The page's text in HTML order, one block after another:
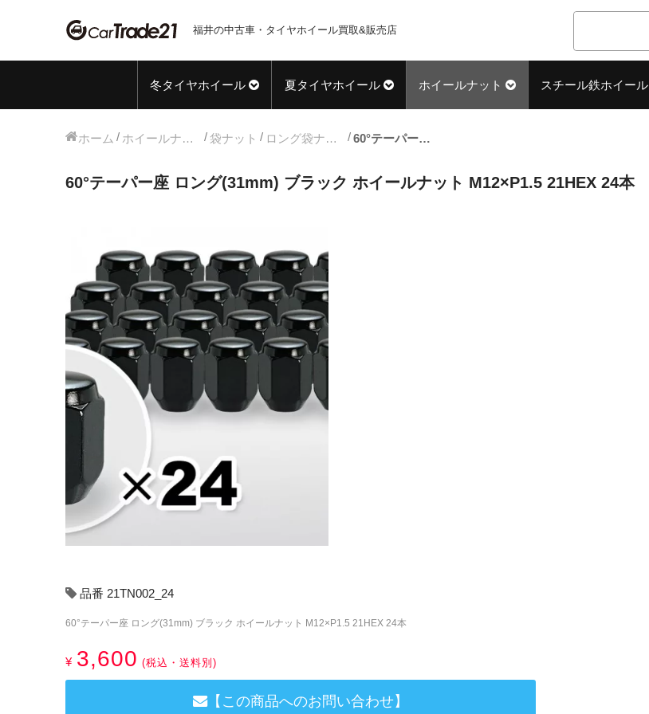
福井の中古車・タイヤホイール買取&販売店
冬タイヤホイール 夏タイヤホイール ホイールナット スチール鉄ホイール
ホーム ホイールナット 袋ナット ロング袋ナット 60°テーパー座 ロング(31mm) ブラック ホイールナット M12×P1.5 21HEX 24本
60°テーパー座 ロング(31mm) ブラック ホイールナット M12×P1.5 21HEX 24本
品番 21TN002_24
60°テーパー座 ロング(31mm) ブラック ホイールナット M12×P1.5 21HEX 24本
¥ 3,600 (税込・送料別)
【この商品へのお問い合わせ】